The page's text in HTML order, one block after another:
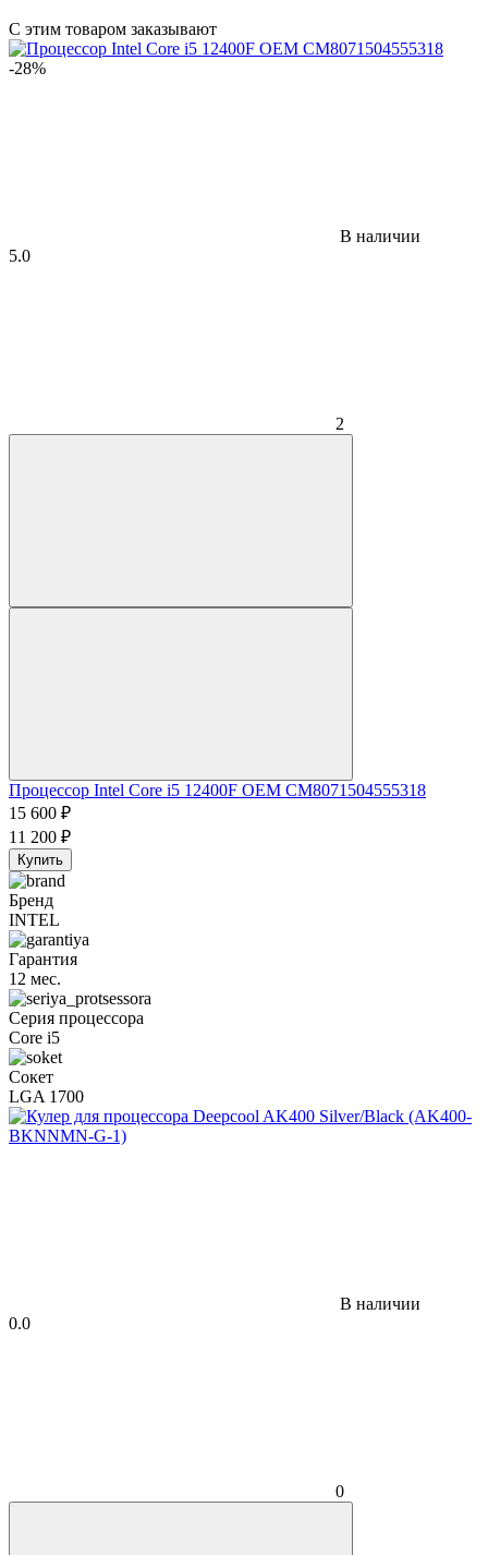
С этим товаром заказывают
-28%
В наличии
5.0
2
Процессор Intel Core i5 12400F OEM CM8071504555318
15 600 ₽
11 200 ₽
Купить
Бренд
INTEL
Гарантия
12 мес.
Серия процессора
Core i5
Сокет
LGA 1700
В наличии
0.0
0